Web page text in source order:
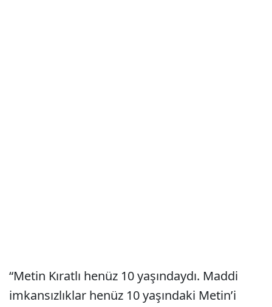
“Metin Kıratlı henüz 10 yaşındaydı. Maddi
imkansızlıklar henüz 10 yaşındaki Metin’i